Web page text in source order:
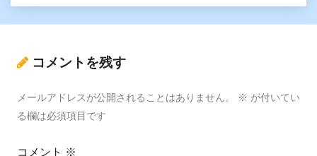
コメントを残す
メールアドレスが公開されることはありません。 ※ が付いてい
る欄は必須項目です
コメント ※